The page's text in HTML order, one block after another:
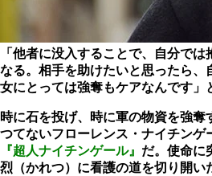
「他者に没入することで、自分で
なる。相手を助けたいと思ったら、
女にとっては強奪もケアなんです」
時に石を投げ、時に軍の物資を強
つてないフローレンス・ナイチンゲ
『超人ナイチンゲール』 だ。使命に
烈（かれつ）に看護の道を切り開い